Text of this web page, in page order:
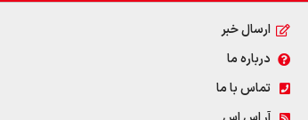
ارسال خبر
درباره ما
تماس با ما